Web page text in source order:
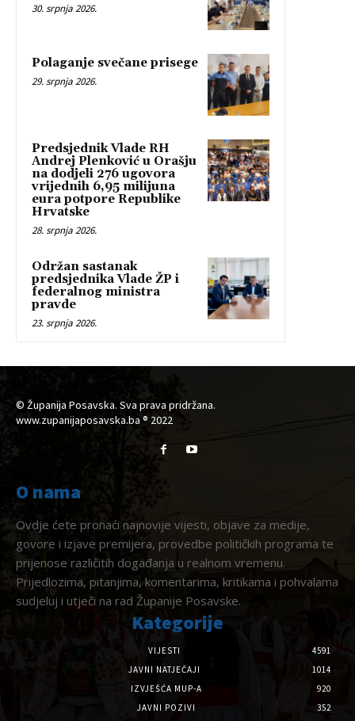
30. srpnja 2026.
Polaganje svečane prisege
29. srpnja 2026.
Predsjednik Vlade RH
Andrej Plenković u Orašju
na dodjeli 276 ugovora
vrijednih 6,95 milijuna
eura potpore Republike
Hrvatske
28. srpnja 2026.
Održan sastanak
predsjednika Vlade ŽP i
federalnog ministra
pravde
23. srpnja 2026.
© Županija Posavska. Sva prava pridržana.
www.zupanijaposavska.ba ® 2022
O nama
Ovdje ćete pronaći najnovije vijesti, objave za medije,
govore i izjave premijera, provedbe političkih programa te
prijenose različitih događanja u realnom vremenu.
Prijedlozima, pitanjima, komentarima, kritikama i pohvalama
sudjeluj i utječi na rad Županije Posavske.
Kategorije
VIJESTI
4591
JAVNI NATJEČAJI
1014
IZVJEŠĆA MUP-A
920
JAVNI POZIVI
352